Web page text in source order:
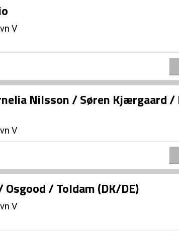
V
Nilsson / Søren Kjærgaard /
V
/ Toldam (DK/DE)
V